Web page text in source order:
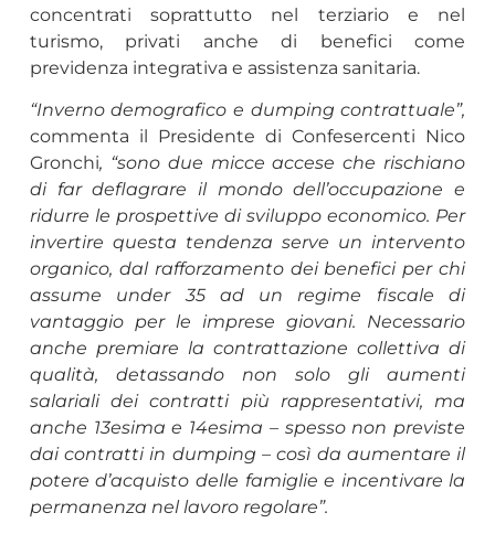
concentrati soprattutto nel terziario e nel
turismo, privati anche di benefici come
previdenza integrativa e assistenza sanitaria.
“Inverno demografico e dumping contrattuale”,
commenta il Presidente di Confesercenti Nico
Gronchi, “sono due micce accese che rischiano
di far deflagrare il mondo dell’occupazione e
ridurre le prospettive di sviluppo economico. Per
invertire questa tendenza serve un intervento
organico, dal rafforzamento dei benefici per chi
assume under 35 ad un regime fiscale di
vantaggio per le imprese giovani. Necessario
anche premiare la contrattazione collettiva di
qualità, detassando non solo gli aumenti
salariali dei contratti più rappresentativi, ma
anche 13esima e 14esima – spesso non previste
dai contratti in dumping – così da aumentare il
potere d’acquisto delle famiglie e incentivare la
permanenza nel lavoro regolare”.